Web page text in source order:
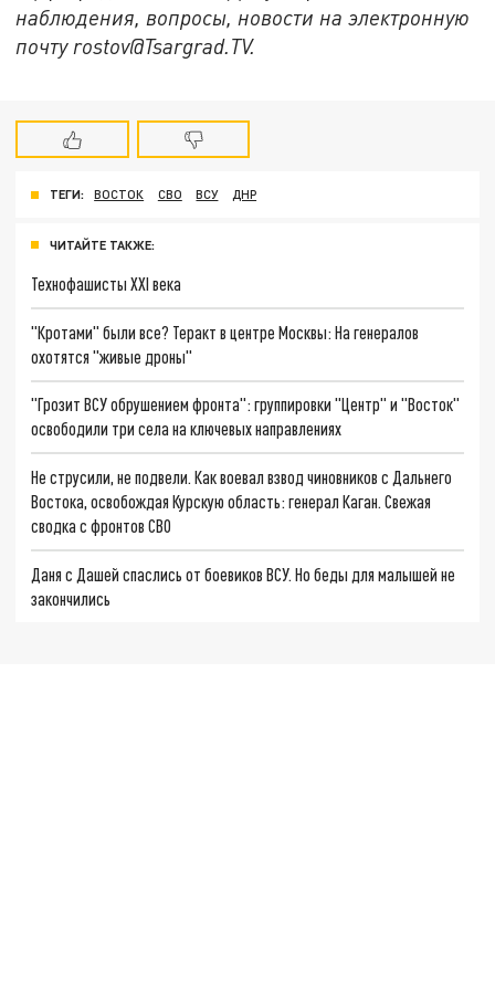
наблюдения, вопросы, новости на электронную
почту rostov@Tsargrad.ТV.
ТЕГИ: ВОСТОК СВО ВСУ ДНР
ЧИТАЙТЕ ТАКЖЕ:
Технофашисты XXI века
"Кротами" были все? Теракт в центре Москвы: На генералов
охотятся "живые дроны"
"Грозит ВСУ обрушением фронта": группировки "Центр" и "Восток"
освободили три села на ключевых направлениях
Не струсили, не подвели. Как воевал взвод чиновников с Дальнего
Востока, освобождая Курскую область: генерал Каган. Свежая
сводка с фронтов СВО
Даня с Дашей спаслись от боевиков ВСУ. Но беды для малышей не
закончились